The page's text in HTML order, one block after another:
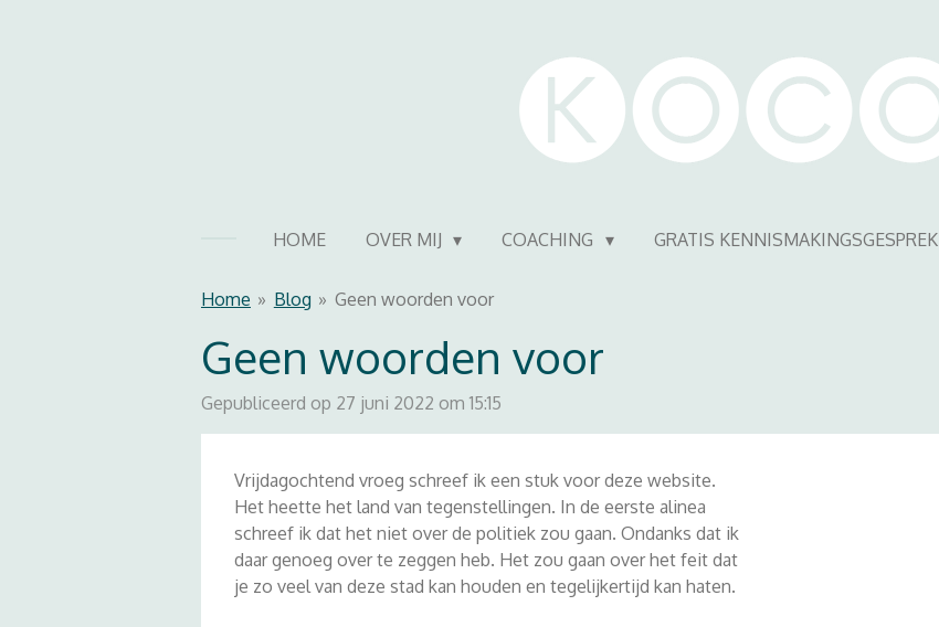
HOME OVER MIJ COACHING GRATIS KENNISMAKINGSGESPREK
Home » Blog » Geen woorden voor
Geen woorden voor
Gepubliceerd op 27 juni 2022 om 15:15
Vrijdagochtend vroeg schreef ik een stuk voor deze website.
Het heette het land van tegenstellingen. In de eerste alinea
schreef ik dat het niet over de politiek zou gaan. Ondanks dat ik
daar genoeg over te zeggen heb. Het zou gaan over het feit dat
je zo veel van deze stad kan houden en tegelijkertijd kan haten.